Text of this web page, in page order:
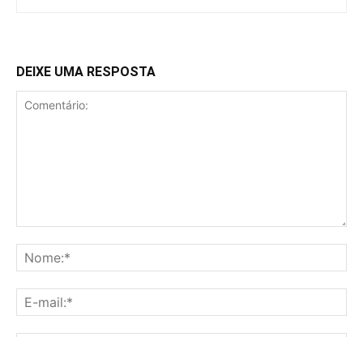
DEIXE UMA RESPOSTA